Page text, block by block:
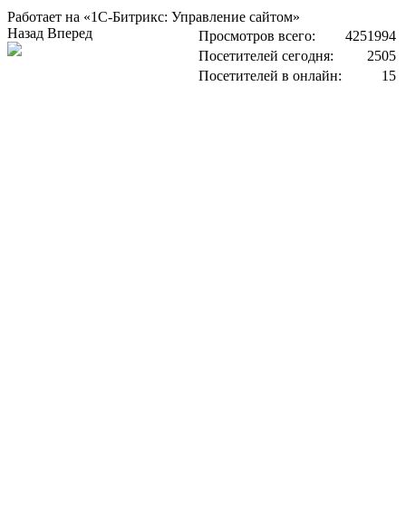
Работает на «1С-Битрикс: Управление сайтом»
Просмотров всего:
4251994
Посетителей сегодня:
2505
Посетителей в онлайн:
15
Назад Вперед